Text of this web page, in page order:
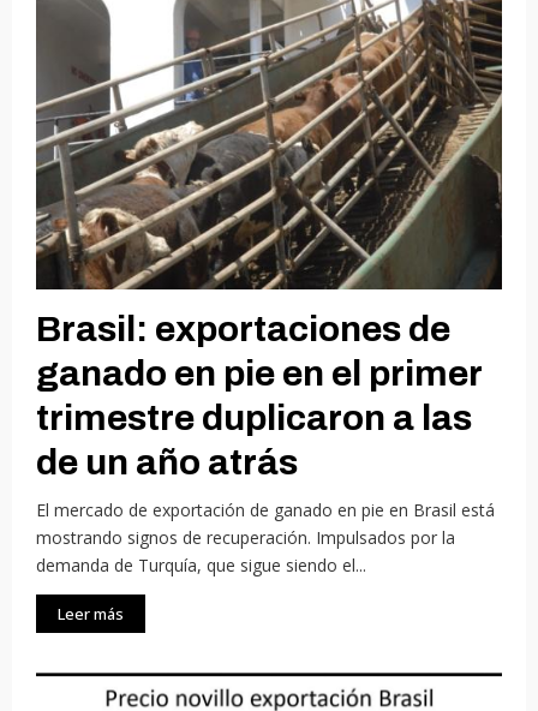
Brasil: exportaciones de
ganado en pie en el primer
trimestre duplicaron a las
de un año atrás
El mercado de exportación de ganado en pie en Brasil está
mostrando signos de recuperación. Impulsados ​​por la
demanda de Turquía, que sigue siendo el...
Leer más